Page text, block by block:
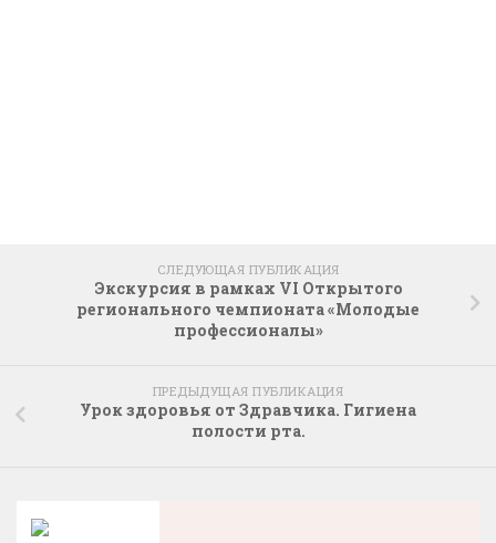
СЛЕДУЮЩАЯ ПУБЛИКАЦИЯ
Экскурсия в рамках VI Открытого
регионального чемпионата «Молодые
профессионалы»
ПРЕДЫДУЩАЯ ПУБЛИКАЦИЯ
Урок здоровья от Здравчика. Гигиена
полости рта.